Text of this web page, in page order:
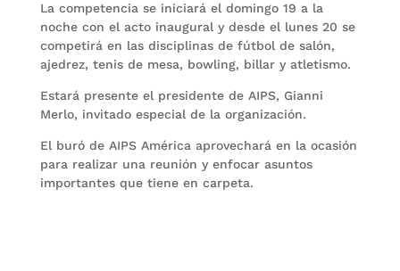
La competencia se iniciará el domingo 19 a la
noche con el acto inaugural y desde el lunes 20 se
competirá en las disciplinas de fútbol de salón,
ajedrez, tenis de mesa, bowling, billar y atletismo.
Estará presente el presidente de AIPS, Gianni
Merlo, invitado especial de la organización.
El buró de AIPS América aprovechará en la ocasión
para realizar una reunión y enfocar asuntos
importantes que tiene en carpeta.